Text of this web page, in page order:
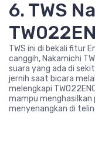
6. TWS
TWS ini di bekali fitur
canggih, Nakamichi
suara yang ada di
jernih saat bicara
melengkapi
mampu menghasilkan
menyenangkan di